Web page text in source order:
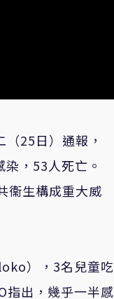
25日）通報，
，53人死亡。
衞生構成重大威
），3名兒童吃
指出，幾乎一半感